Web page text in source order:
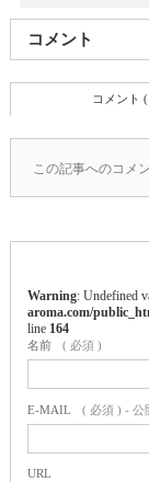
コメント
コメント
この記事へのコメ
Warning : Undefined
aroma.com/
line 164
名前 ( 必須 )
E-MAIL ( 必須 ) - 公
URL